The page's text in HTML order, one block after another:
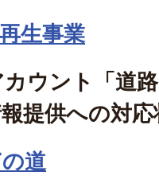
生事業
ウント「道
提供への対応
道